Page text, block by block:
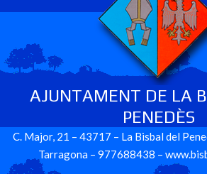
AJUNTAMENT DE LA
PENEDÈS
C. Major, 21 – 43717 – La Bisbal del
Tarragona – 977688438 –